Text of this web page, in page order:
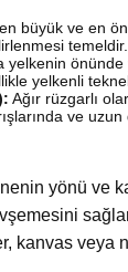
büyük ve en
yelkenin önünde
yelkenli
Ağır rüzgarlı
ve
yönü ve
kanvas veya